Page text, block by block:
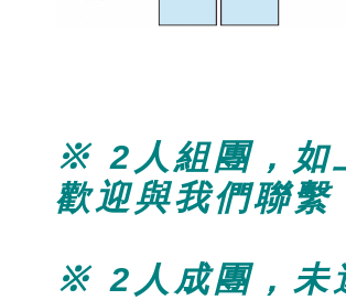
※ 2人組團，如
歡迎與我們聯
※ 2人成團，未